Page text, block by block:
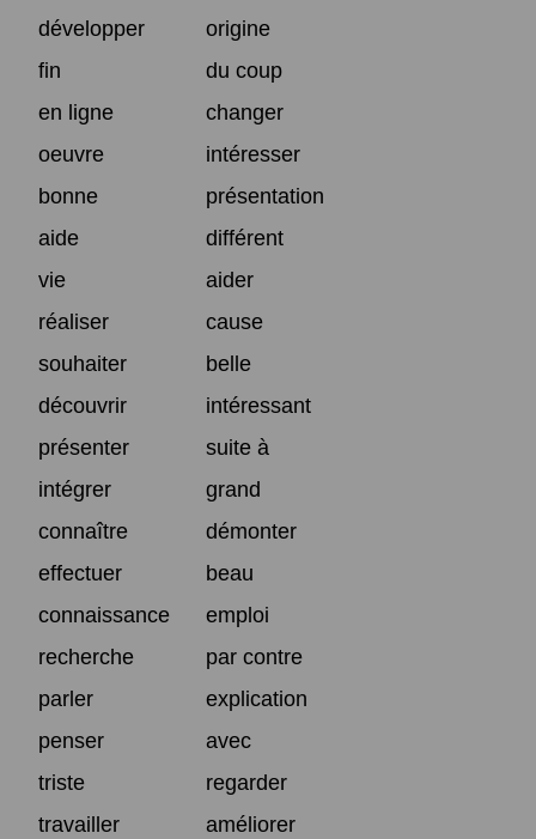
développer
origine
fin
du coup
en ligne
changer
oeuvre
intéresser
bonne
présentation
aide
différent
vie
aider
réaliser
cause
souhaiter
belle
découvrir
intéressant
présenter
suite à
intégrer
grand
connaître
démonter
effectuer
beau
connaissance
emploi
recherche
par contre
parler
explication
penser
avec
triste
regarder
travailler
améliorer